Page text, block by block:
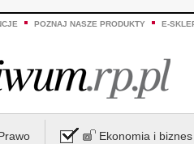
POZNAJ NASZE PRODUKTY E-
Ekonomia i biznes